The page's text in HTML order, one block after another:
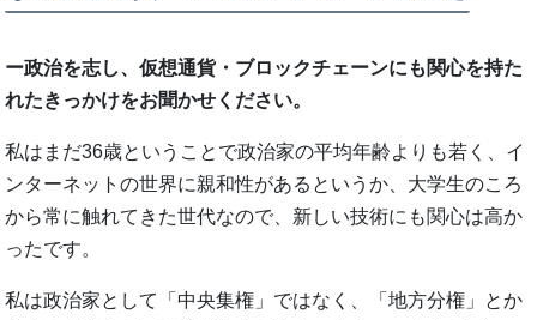
ー政治を志し、仮想通貨・ブロックチェーンにも関心を持た
れたきっかけをお聞かせください。
私はまだ36歳ということで政治家の平均年齢よりも若く、イ
ンターネットの世界に親和性があるというか、大学生のころ
から常に触れてきた世代なので、新しい技術にも関心は高か
ったです。
私は政治家として「中央集権」ではなく、「地方分権」とか